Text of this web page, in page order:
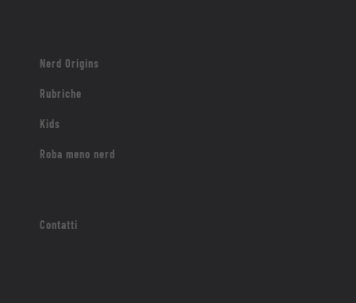
Nerd Origins
Rubriche
Kids
Roba meno nerd
Contatti